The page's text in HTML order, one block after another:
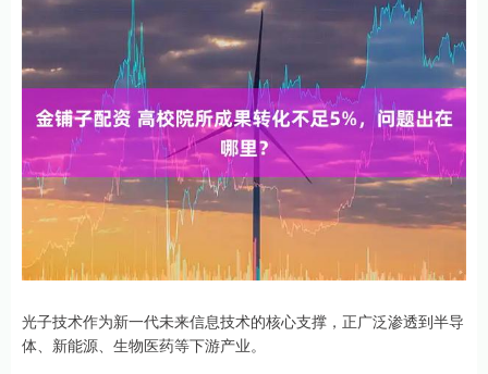
光子技术作为新一代未来信息技术的核心支撑，正广泛渗透到半导
体、新能源、生物医药等下游产业。